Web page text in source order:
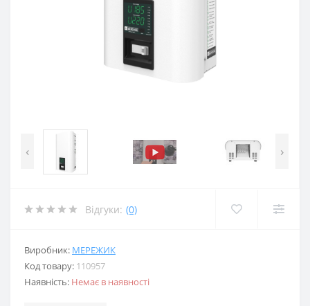
‹ ›
Відгуки: (0)
Виробник: МЕРЕЖИК
Код товару: 110957
Наявність: Немає в наявності